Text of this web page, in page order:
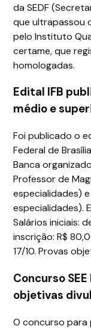
da SEDF
que ultrapassou
pelo Instituto
certame, que
homologadas.
Edital IFB
médio e
Foi publicado o
Federal de
Banca
Professor de
especialidades)
especialidades).
Salários iniciais:
inscrição: R$
17/10. Provas
Concurso
objetivas
O concurso para